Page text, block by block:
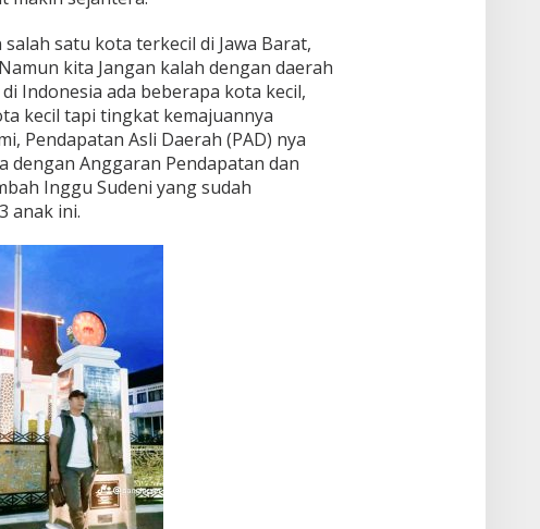
satu kota terkecil di Jawa Barat,
kita Jangan kalah dengan daerah
Indonesia ada beberapa kota kecil,
kecil tapi tingkat kemajuannya
Pendapatan Asli Daerah (PAD) nya
dengan Anggaran Pendapatan dan
Inggu Sudeni yang sudah
anak ini.